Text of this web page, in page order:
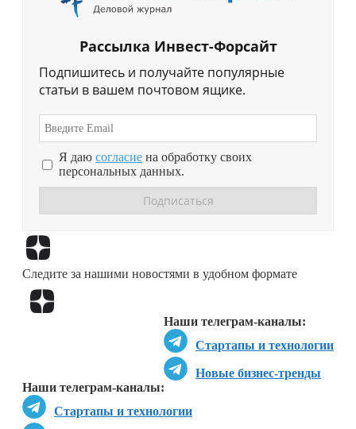
Рассылка Инвест-Форсайт
Подпишитесь и получайте популярные
статьи в вашем почтовом ящике.
Я даю согласие на обработку своих
персональных данных.
Следите за нашими новостями в удобном формате
Наши телеграм-каналы:
Стартапы и технологии
Новые бизнес-тренды
Наши телеграм-каналы:
Стартапы и технологии